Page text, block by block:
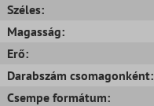
Széles:
Magasság:
Erő:
Darabszám csomagonként:
Csempe formátum: